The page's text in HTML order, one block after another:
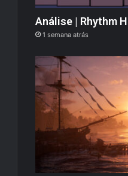
Análise | Rhythm
1 semana atrás